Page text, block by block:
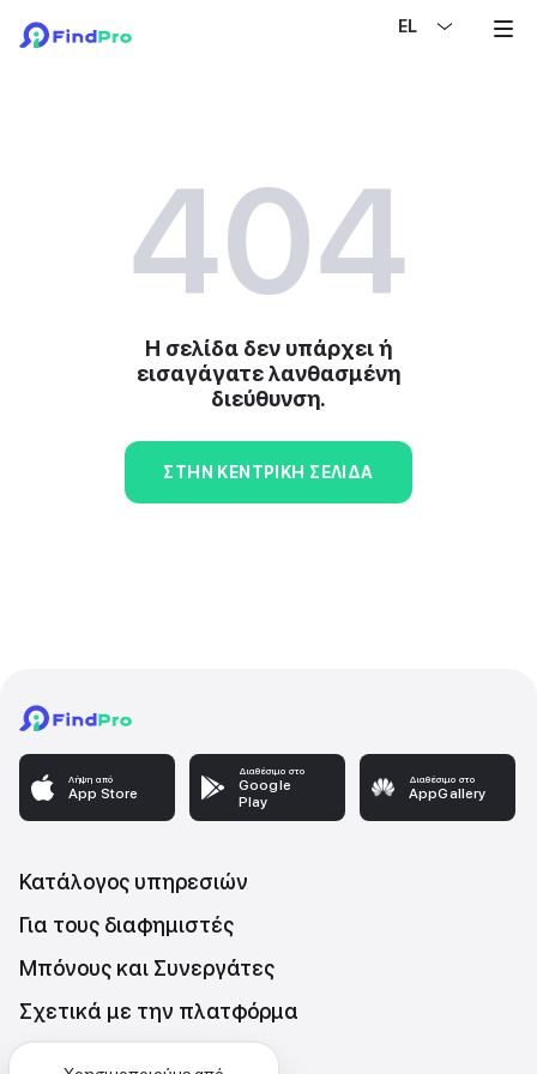
EL
404
Η σελίδα δεν υπάρχει ή
εισαγάγατε λανθασμένη
διεύθυνση.
ΣΤΗΝ ΚΕΝΤΡΙΚΉ ΣΕΛΊΔΑ
Λήψη από
App Store
Διαθέσιμο στο
Google
Play
Διαθέσιμο στο
AppGallery
Κατάλογος υπηρεσιών
Για τους διαφημιστές
Μπόνους και Συνεργάτες
Σχετικά με την πλατφόρμα
Επικοινωνήστε μαζι μας